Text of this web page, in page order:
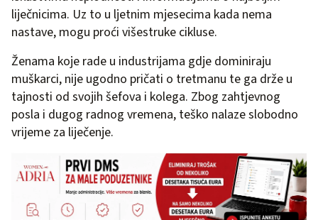
liječnicima. Uz to u ljetnim mjesecima kada nema
nastave, mogu proći višestruke cikluse.
Ženama koje rade u industrijama gdje dominiraju
muškarci, nije ugodno pričati o tretmanu te ga drže u
tajnosti od svojih šefova i kolega. Zbog zahtjevnog
posla i dugog radnog vremena, teško nalaze slobodno
vrijeme za liječenje.